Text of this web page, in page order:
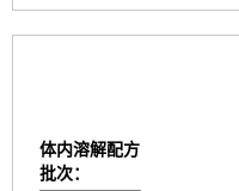
体内溶解配方
批次：